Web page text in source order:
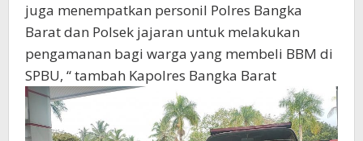
juga menempatkan personil Polres Bangka
Barat dan Polsek jajaran untuk melakukan
pengamanan bagi warga yang membeli BBM di
SPBU, “ tambah Kapolres Bangka Barat